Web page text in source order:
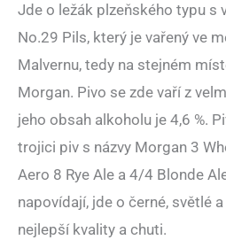
Jde o ležák plzeňského typu s
No.29 Pils, který je vařený ve
Malvernu, tedy na stejném
Morgan. Pivo se zde vaří z
jeho obsah alkoholu je 4,6 %.
trojici piv s názvy Morgan 3
Aero 8 Rye Ale a 4/4 Blonde
napovídají, jde o černé, světlé
nejlepší kvality a chuti.